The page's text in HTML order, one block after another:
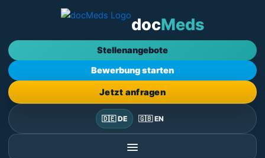
docMeds
Stellenangebote
Bewerbung starten
Jetzt anfragen
🇩🇪 DE 🇬🇧 EN